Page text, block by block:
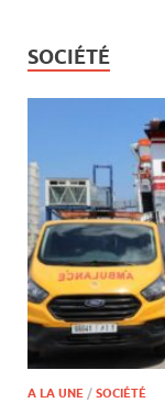
SOCIÉTÉ
A LA UNE / SOCIÉTÉ